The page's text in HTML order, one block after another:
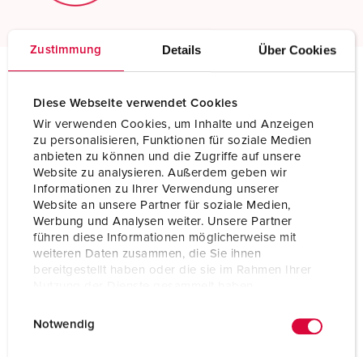
Zustimmung Details Über Cookies
Diese Webseite verwendet Cookies
Wir verwenden Cookies, um Inhalte und Anzeigen
zu personalisieren, Funktionen für soziale Medien
anbieten zu können und die Zugriffe auf unsere
Website zu analysieren. Außerdem geben wir
Informationen zu Ihrer Verwendung unserer
Website an unsere Partner für soziale Medien,
Werbung und Analysen weiter. Unsere Partner
führen diese Informationen möglicherweise mit
weiteren Daten zusammen, die Sie ihnen
bereitgestellt haben oder die sie im Rahmen Ihrer
Notwendig
Anbausteckdose mit TwinCONTACT 3485
Ampere 16 A
5 p
400 V
Uhrzeitstellung 6 h
Anschlusstechnik Schraubenlos - TwinCONTACT